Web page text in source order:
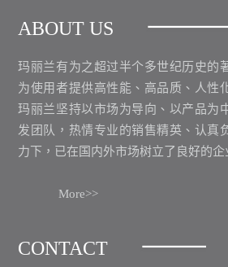
ABOUT US
玛丽兰有为之超过半个多世纪历史的
为使用者提供高性能、高品质、人性
玛丽兰坚持以市场为导向、以产品为
发团队，热情专业的销售精英、认真
力下，已在国内外市场树立了良好的企
More>>
CONTACT